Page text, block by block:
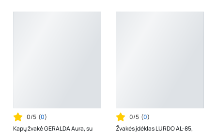
0/5 (0)
Kapų žvakė GERALDA Aura, su
0/5 (0)
Žvakės įdėklas LURDO AL-85,